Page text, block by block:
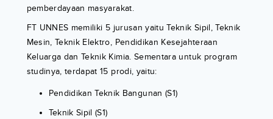
pemberdayaan masyarakat.
FT UNNES memiliki 5 jurusan yaitu Teknik Sipil, Teknik
Mesin, Teknik Elektro, Pendidikan Kesejahteraan
Keluarga dan Teknik Kimia. Sementara untuk program
studinya, terdapat 15 prodi, yaitu:
Pendidikan Teknik Bangunan (S1)
Teknik Sipil (S1)